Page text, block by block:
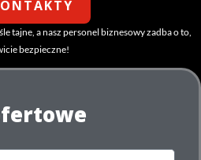
tajne, a nasz personel biznesowy zadba o to,
bezpieczne!